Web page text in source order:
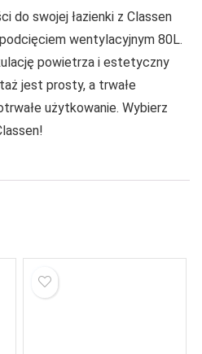
do swojej łazienki z Classen
wentylacyjnym 80L.
powietrza i estetyczny
jest prosty, a trwałe
użytkowanie. Wybierz